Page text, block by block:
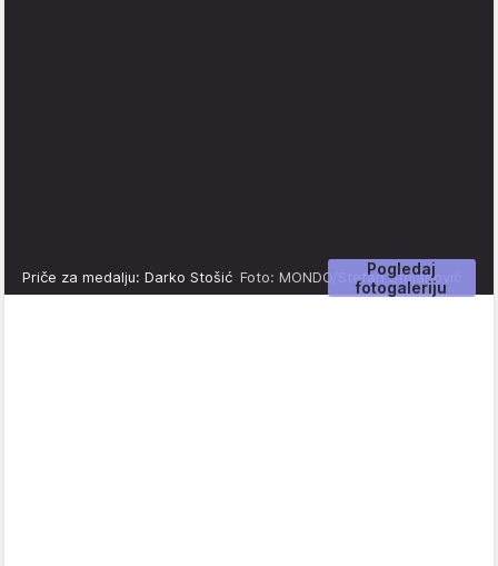
Pogledaj
fotogaleriju
Priče za medalju: Darko Stošić Foto: MONDO/Stefan Stojanović